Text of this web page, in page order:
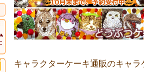
キャラクターケーキ通販のキャラ